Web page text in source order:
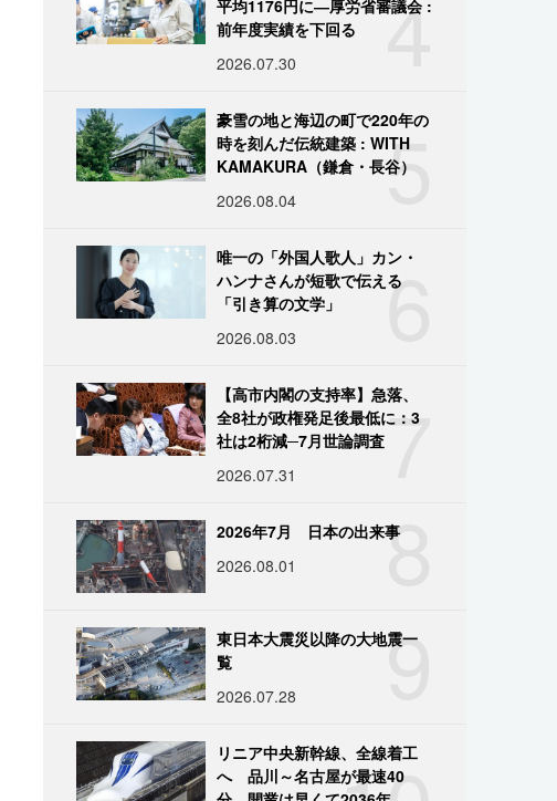
4
平均1176円に―厚労省審議会 :
前年度実績を下回る
2026.07.30
5
豪雪の地と海辺の町で220年の
時を刻んだ伝統建築 : WITH
KAMAKURA（鎌倉・長谷）
2026.08.04
6
唯一の「外国人歌人」カン・
ハンナさんが短歌で伝える
「引き算の文学」
2026.08.03
7
【高市内閣の支持率】急落、
全8社が政権発足後最低に：3
社は2桁減─7月世論調査
2026.07.31
8
2026年7月 日本の出来事
2026.08.01
9
東日本大震災以降の大地震一
覧
2026.07.28
リニア中央新幹線、全線着工
へ 品川～名古屋が最速40